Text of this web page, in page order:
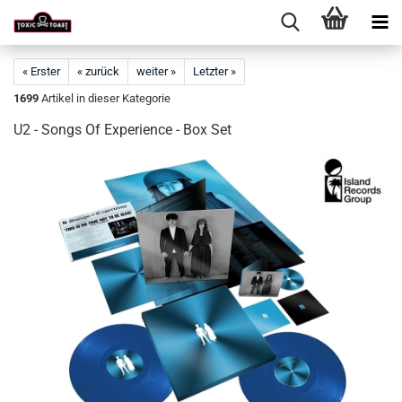
« Erster « zurück weiter »
Letzter »
1699 Artikel in dieser Kategorie
U2 - Songs Of Experience - Box Set